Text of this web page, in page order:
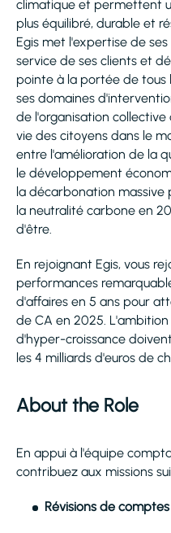
climatique et permettent
plus équilibré, durable et
Egis met l'expertise de
service de ses clients et
pointe à la portée de tous
ses domaines
de l'organisation
vie des citoyens dans le
entre l'amélioration de la
le développement
la décarbonation
la neutralité carbone en
d'être.
En rejoignant Egis, vous
performances
d'affaires en 5 ans pour
de CA en 2025.
d'hyper-croissance
les 4 milliards d'euros de
About the Role
En appui à l'équipe
contribuez aux missions
Révisions de comptes